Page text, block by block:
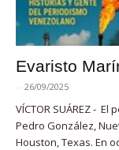
Evaristo
- 26/09/2025
VÍCTOR SUÁREZ -
Pedro González,
Houston, Texas. En